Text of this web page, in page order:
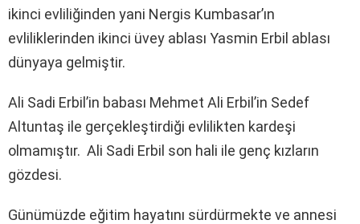
ikinci evliliğinden yani Nergis Kumbasar’ın
evliliklerinden ikinci üvey ablası Yasmin Erbil ablası
dünyaya gelmiştir.
Ali Sadi Erbil’in babası Mehmet Ali Erbil’in Sedef
Altuntaş ile gerçekleştirdiği evlilikten kardeşi
olmamıştır. Ali Sadi Erbil son hali ile genç kızların
gözdesi.
Günümüzde eğitim hayatını sürdürmekte ve annesi